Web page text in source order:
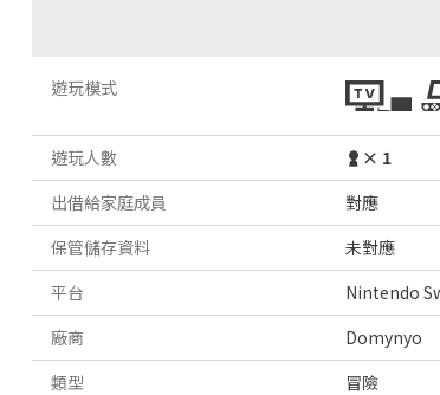
遊玩模式
遊玩人數
× 1
出借給家庭成員
對應
保管儲存資料
未對應
平台
Nintendo
廠商
Domynyo
類型
冒險